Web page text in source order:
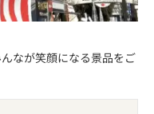
なが笑顔になる景品をご